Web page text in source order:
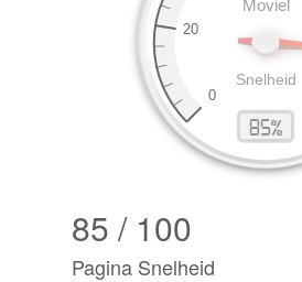
85 / 100
Pagina Snelheid